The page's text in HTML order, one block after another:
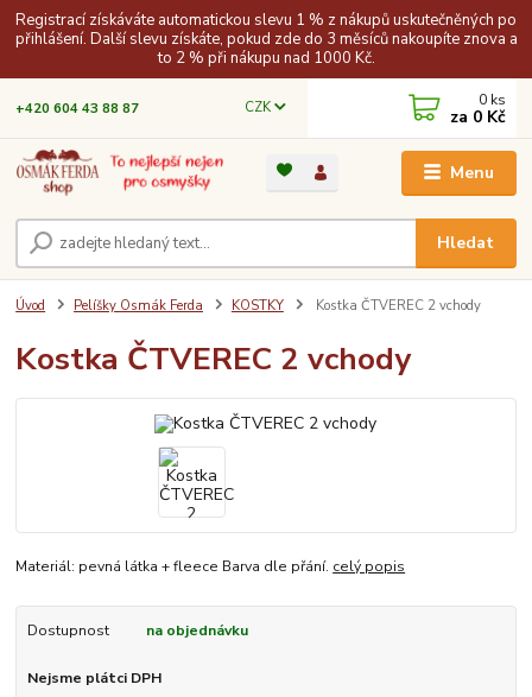
Registrací získáváte automatickou slevu 1 % z nákupů uskutečněných po
přihlášení. Další slevu získáte, pokud zde do 3 měsíců nakoupíte znova a
to 2 % při nákupu nad 1000 Kč.
Menu
CZK
Hledat
+420 604 43 88 87 0 ks
za 0 Kč
Úvod Pelíšky Osmák Ferda KOSTKY Kostka ČTVEREC 2 vchody
Kostka ČTVEREC 2 vchody
Materiál: pevná látka + fleece Barva dle přání. celý popis
Dostupnost na objednávku
Nejsme plátci DPH